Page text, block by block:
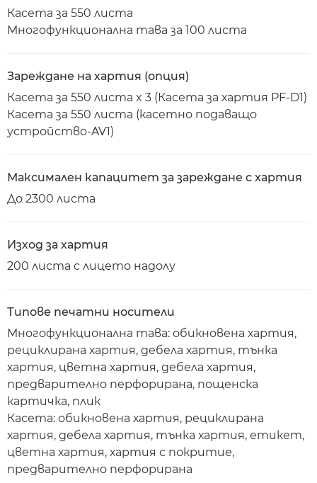
Касета за 550 листа
Многофункционална тава за 100 листа
Зареждане на хартия (опция)
Касета за 550 листа x 3 (Касета за хартия PF-D1)
Касета за 550 листа (касетно подаващо
устройство-AV1)
Максимален капацитет за зареждане с хартия
До 2300 листа
Изход за хартия
200 листа с лицето надолу
Типове печатни носители
Многофункционална тава: обикновена хартия,
рециклирана хартия, дебела хартия, тънка
хартия, цветна хартия, дебела хартия,
предварително перфорирана, пощенска
картичка, плик
Касета: обикновена хартия, рециклирана
хартия, дебела хартия, тънка хартия, етикет,
цветна хартия, хартия с покритие,
предварително перфорирана